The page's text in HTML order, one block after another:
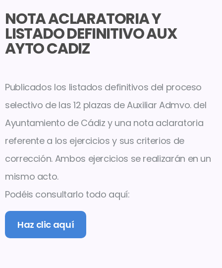
NOTA ACLARATORIA Y
LISTADO DEFINITIVO AUX
AYTO CADIZ
Publicados los listados definitivos del proceso
selectivo de las 12 plazas de Auxiliar Admvo. del
Ayuntamiento de Cádiz y una nota aclaratoria
referente a los ejercicios y sus criterios de
corrección. Ambos ejercicios se realizarán en un
mismo acto.
Podéis consultarlo todo aquí:
Haz clic aquí